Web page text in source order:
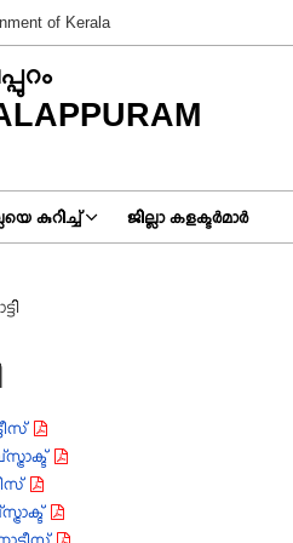
of Kerala
കുറിച്ച് ജില്ലാ കളക്ടര്‍മാര്‍